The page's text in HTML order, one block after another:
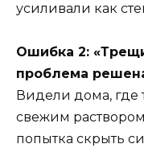
усиливали как
Ошибка 2:
проблема
Видели дома, где
свежим
попытка скрыть